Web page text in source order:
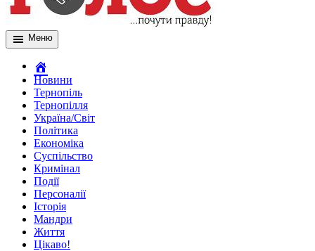
Меню
Новини
Тернопіль
Тернопілля
Україна/Світ
Політика
Економіка
Суспільство
Кримінал
Події
Персоналії
Історія
Мандри
Життя
Цікаво!